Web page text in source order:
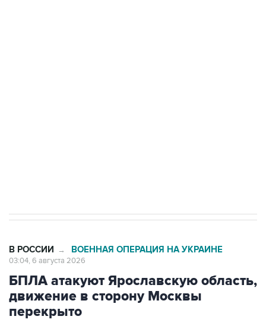
В РОССИИ → ВОЕННАЯ ОПЕРАЦИЯ НА УКРАИНЕ
03:04, 6 августа 2026
БПЛА атакуют Ярославскую область,
движение в сторону Москвы
перекрыто